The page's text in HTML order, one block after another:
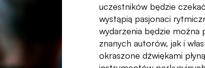
uczestników będzie
wystąpią pasjonaci
wydarzenia będzie
znanych autorów, jak i
okraszone dźwiękami